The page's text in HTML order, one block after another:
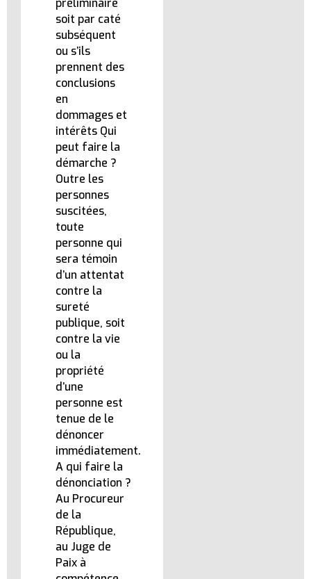
préliminaire
soit par caté
subséquent
ou s’ils
prennent des
conclusions
en
dommages et
intérêts Qui
peut faire la
démarche ?
Outre les
personnes
suscitées,
toute
personne qui
sera témoin
d’un attentat
contre la
sureté
publique, soit
contre la vie
ou la
propriété
d’une
personne est
tenue de le
dénoncer
immédiatement.
A qui faire la
dénonciation ?
Au Procureur
de la
République,
au Juge de
Paix à